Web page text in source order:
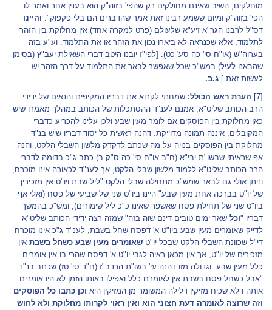
מוחלקים, השיב שאינם מחולקים רק שהפי' בזוה"ק הוא בענין אחר ואמר לו
הפי' בזוה"ק ומיום ששמע רבינו זאת אמר שהדברים הם בלי פקפוק". והיינו
דס"ל לרבנו הגר"א זיע"א שלעולם (פרט למקרה אחד) אין מחלוקת בין הזהר
לתלמוד, אלא שכנראה לא ביארו נכון את הזהר או את התלמוד. וע"ע בזה
בערוה"ש (או"ח סי' כה סע' כט). [לפי"ז יובנו היטב דברי השאילת יעב"ץ (בסימן
שהבאנו לעיל) במש"כ שכל שאפשר לבאר את התלמוד על דרך הזהר יש
לעשות זאת.] ג.ב.
[7]
הערת ראש הכולל: שמחתי לקרוא את דבריו המקיפים והנאים של ידידי
הרב הכותב שליט"א, אמנם לענ"ד ההסתכלות של הכותב במהלך מאמרו שיש
כאן מחלוקת בין הפוסקים אם לומר מעין שבע ולכן עלינו להכריע כדברי
המקובלים, איננה תמונה מדוייקת. דהנה ראשית כל יסוד דבריו שיש בנ"ד
מחלוקת בין הפוסקים בנויה על מה שכתב לדקדק מלשון השבלי הלקט, והנה
אף שראיתי שבשו"ת יבי"א (ח"ב או"ח סי' כה ס"ק ב) כתב ג"כ בדומה לדברי
הרב הכותב שליט"א ללמוד מלשון שבלי הלקט, אך לענ"ד לכאורה אינו מוכרח,
וניתן אולי גם לבאר שמש"כ מתחילה שבלי הלקט "ליל שבת ויו"ט אין מזכירין
של יו"ט בברכה אחת מעין שבע" היינו ביו"ט שני של שביעי של פסח (ואלי אף
ביו"ט שני של תחילת פסח שאשפר שאינו כ"כ ליל שימורים), ומש"כ בהמשך
דבריו "וכל שאר ימים טובים דינם שוה בזה" שמזה רצה ידידי הכותב שליט"א
לדייק שאומרים מעין שבע ביו"ט א' דפסח שחל בשבת, לענ"ד ג"כ אינו מוכרח
די"ל שכוונת השבלי הלקט שבכל יו"ט שאומרים מעין שבע כשחל בשבת אין
מזכירים של יו"ט, אך אין מכאן ראיה לגבי יו"ט א' דפסח שהרי בו אין אומרים
כלל מעין שבע. וגדולה מזו דהנה עי' בשו"ת הרדב"ז (ח"ד סי' טז) שכתב בנ"ד
"אבל כשחל פסח בשבת אין לאומרם כלל ואפילו באותו הזמן לא היו אומרים
אותה דלא שכיח מזיקין דלילה המשומר מן המזיקין היא וכן כתבו כל הפוסקים
וזה שרוצה לאומרה דעת חצוני הוא ואין ראוי לקרותו מחלוקת ולא לחוש